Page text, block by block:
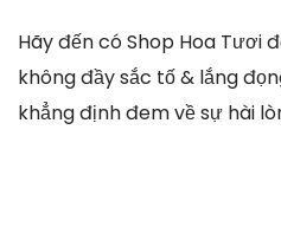
Hãy đến có Shop Hoa Tươi
không đầy sắc tố & lắng
khẳng định đem về sự hài